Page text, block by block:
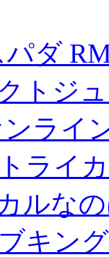
パダ
トジ
ライ
ライ
ルな
キン